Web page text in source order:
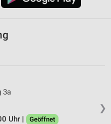
❯
3a
Uhr |
Geöffnet